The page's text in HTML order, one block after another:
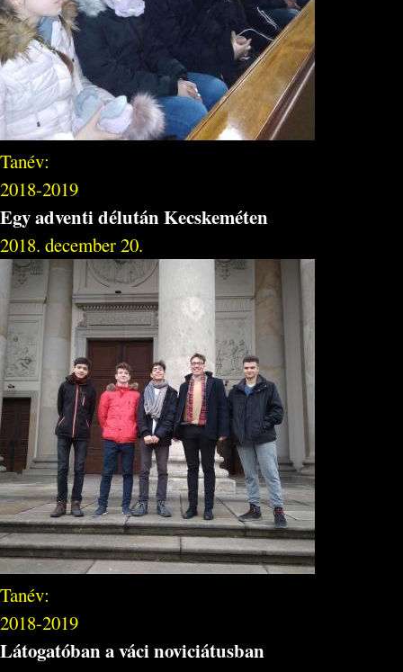
Tanév:
2018-2019
Egy adventi délután Kecskeméten
2018. december 20.
Tanév:
2018-2019
Látogatóban a váci noviciátusban